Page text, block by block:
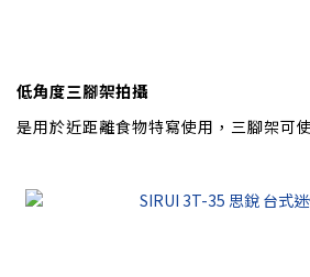
低角度三腳架拍攝
是用於近距離食物特寫使用，三腳架可